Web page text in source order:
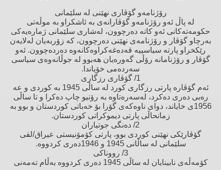
رۆژنامەو گۆڤاری نهێنی لە سلێمانی
لە پاڵ ئەو رۆژنامەو گۆڤارانەی بە ئاشكراو بە موڵەتی
حكومەتەكانی ئەو كاتە دەرچوون، لەشاری سلێمانی ژمارەیەكی
بەرچاو گۆڤار و رۆژنامەی نهێنی دەرچوون، كە زۆربەیان لەلایەن
رێكخراو پارتە سیاسییە قەدەغەكراوەكانەوە دەردەچوون. ئەو
گۆڤار و رۆژنامانە رۆڵی گەورەیان هەبوو لە جوڵانەوەی سیاسی
سەردەمی خۆیاندا.
1/ گۆڤاری رزگاری
ئەم گۆڤارە پارتی رزگاری كورد لە ساڵی 1945 بە كوردی و عە
رەبی دەری دەكرد، لەسەرەتاوە بە رۆنیو چاپ دەكرا و تا ساڵی
1956ی خایاند، دوای ناوەكەی گۆرا بۆ خەباتی كوردستان و بوو بە
زمانحاڵی پارتی دیموكراتی كوردستان.
2/ دەنگی جوتیاران
گۆڤارێكی نهێنی كوردی بوو، پارتی كۆمۆنیستی عیراق/لقی
سلێمانی لە ساڵانی 1945 و 1946دەری كردووە.
3/ رووناكی
كۆمەڵەی نابینایان لە ساڵی 1945 دەری كردووە بەڵام تەمەنی